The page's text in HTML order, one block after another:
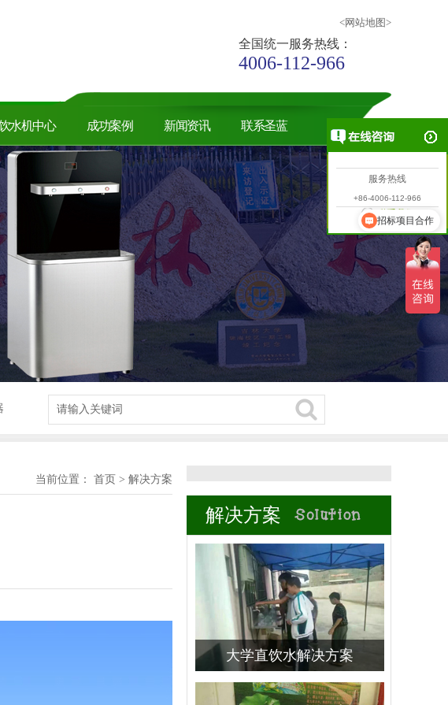
全国统一服务热线：
4006-112-966
<网站地图>
水机中心 成功案例 新闻资讯 联系圣蓝
当前位置： 首页 > 解决方案
解决方案
大学直饮水解决方案
服务热线
+86-4006-112-966
联系我们
可以介绍下你们的产品么